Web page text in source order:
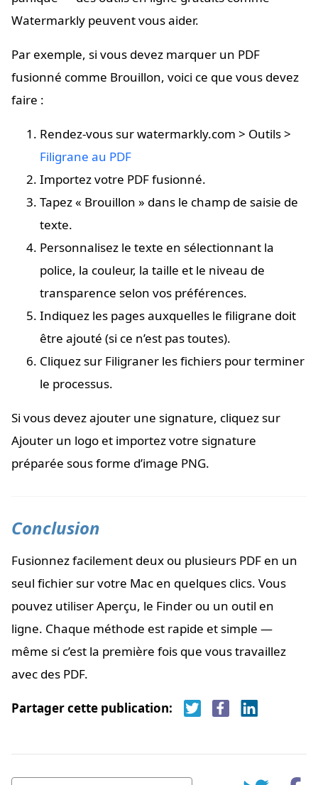
Watermarkly peuvent vous aider.
Par exemple, si vous devez marquer un PDF
fusionné comme Brouillon, voici ce que vous devez
faire :
Rendez-vous sur watermarkly.com > Outils >
Filigrane au PDF
Importez votre PDF fusionné.
Tapez « Brouillon » dans le champ de saisie de
texte.
Personnalisez le texte en sélectionnant la
police, la couleur, la taille et le niveau de
transparence selon vos préférences.
Indiquez les pages auxquelles le filigrane doit
être ajouté (si ce n’est pas toutes).
Cliquez sur Filigraner les fichiers pour terminer
le processus.
Si vous devez ajouter une signature, cliquez sur
Ajouter un logo et importez votre signature
préparée sous forme d’image PNG.
Conclusion
Fusionnez facilement deux ou plusieurs PDF en un
seul fichier sur votre Mac en quelques clics. Vous
pouvez utiliser Aperçu, le Finder ou un outil en
ligne. Chaque méthode est rapide et simple —
même si c’est la première fois que vous travaillez
avec des PDF.
Partager cette publication: